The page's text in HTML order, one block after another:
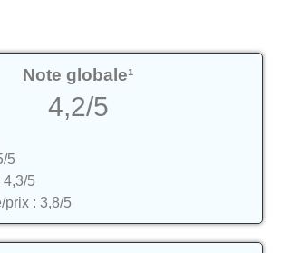
Note globale¹
4,2/5
5
4,3/5
prix : 3,8/5